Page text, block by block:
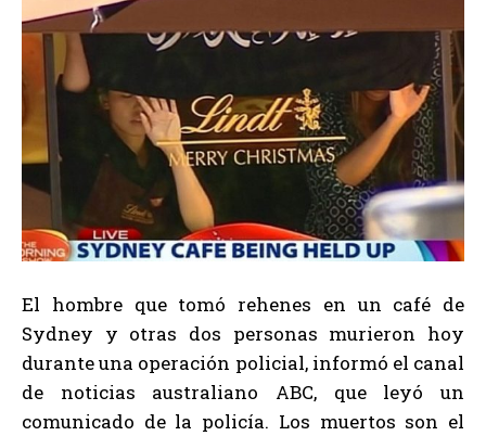
El hombre que tomó rehenes en un café de
Sydney y otras dos personas murieron hoy
durante una operación policial, informó el canal
de noticias australiano ABC, que leyó un
comunicado de la policía. Los muertos son el